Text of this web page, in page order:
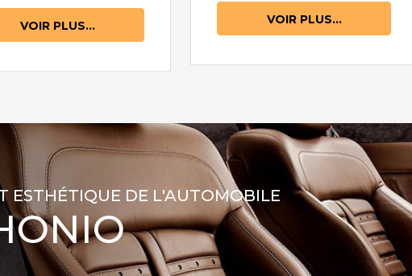
VOIR PLUS... VOIR PLUS...
ESTHÉTIQUE DE L'AUTOMOBILE